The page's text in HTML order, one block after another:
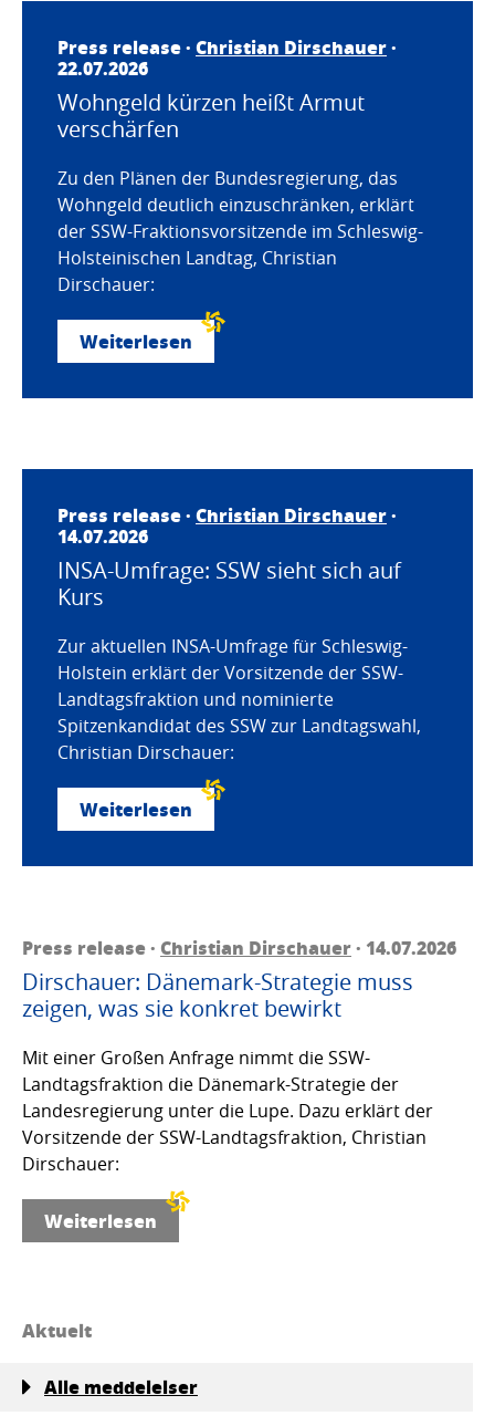
Press release · Christian Dirschauer·
22.07.2026
Wohngeld kürzen heißt Armut
verschärfen
Zu den Plänen der Bundesregierung, das
Wohngeld deutlich einzuschränken, erklärt
der SSW-Fraktionsvorsitzende im Schleswig-
Holsteinischen Landtag, Christian
Dirschauer:
Weiterlesen
Press release · Christian Dirschauer·
14.07.2026
INSA-Umfrage: SSW sieht sich auf
Kurs
Zur aktuellen INSA-Umfrage für Schleswig-
Holstein erklärt der Vorsitzende der SSW-
Landtagsfraktion und nominierte
Spitzenkandidat des SSW zur Landtagswahl,
Christian Dirschauer:
Weiterlesen
Press release · Christian Dirschauer· 14.07.2026
Dirschauer: Dänemark-Strategie muss
zeigen, was sie konkret bewirkt
Mit einer Großen Anfrage nimmt die SSW-
Landtagsfraktion die Dänemark-Strategie der
Landesregierung unter die Lupe. Dazu erklärt der
Vorsitzende der SSW-Landtagsfraktion, Christian
Dirschauer:
Weiterlesen
Aktuelt
Alle meddelelser